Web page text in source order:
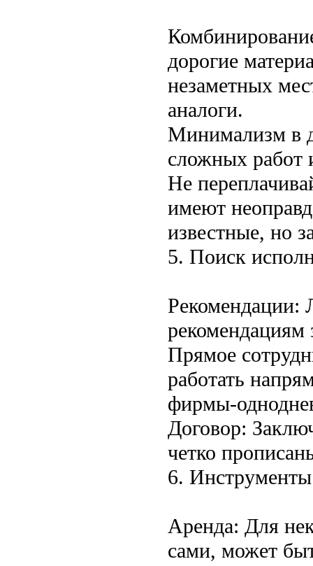
дорогие
незаметных
аналоги.
Минимализм в
сложных работ
Не
имеют
известные, но
5. Поиск
Рекомендации:
рекомендациям
Прямое
работать
фирмы-
Договор:
четко
6.
Аренда: Для
сами, может